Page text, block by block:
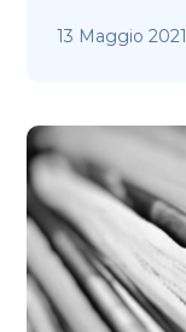
13 Maggio 2021